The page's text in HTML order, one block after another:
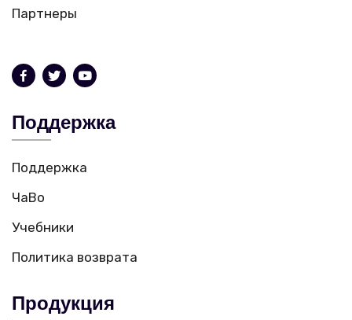
Партнеры
Поддержка
Поддержка
ЧаВо
Учебники
Политика возврата
Продукция